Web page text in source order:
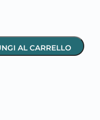
AL CARRELLO